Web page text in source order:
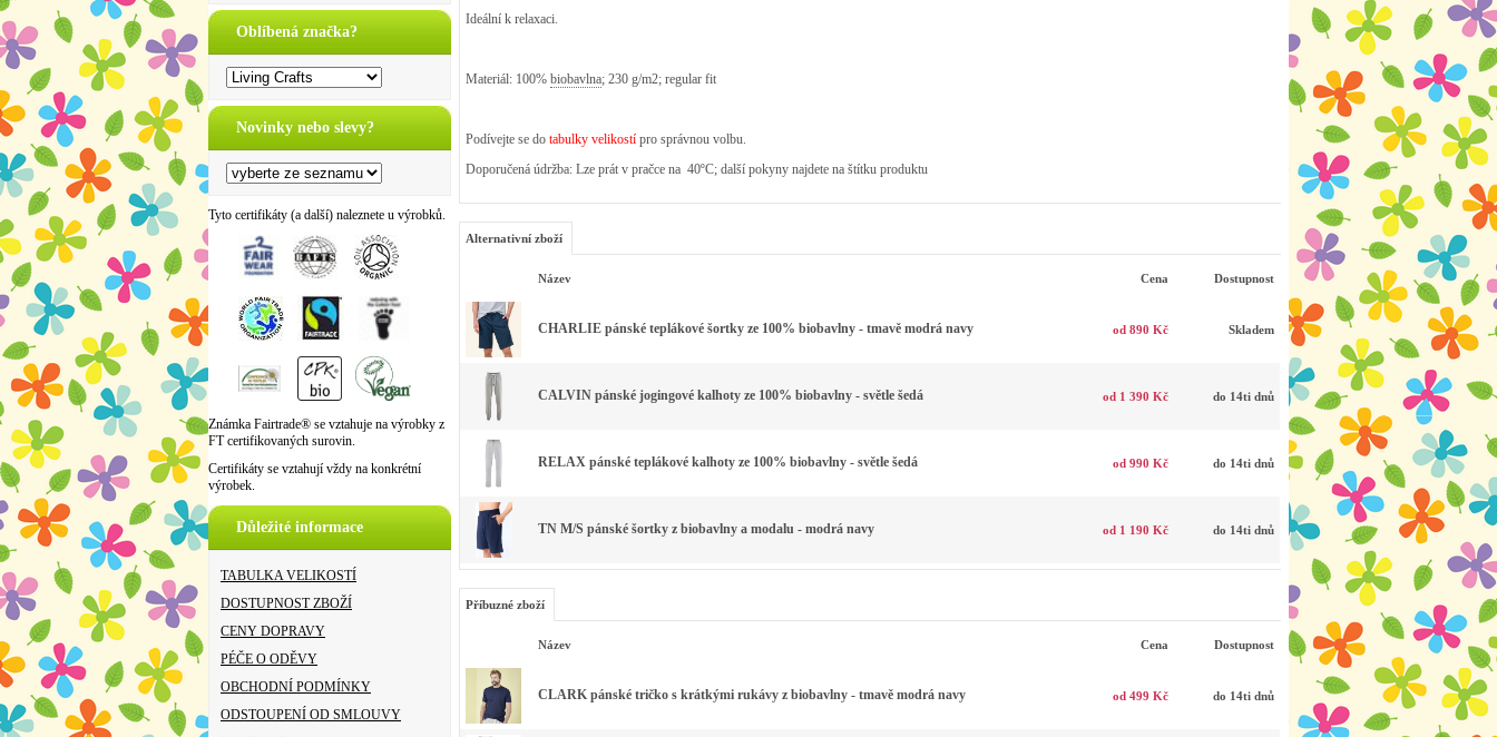
Oblíbená značka?
Novinky nebo slevy?
Tyto certifikáty (a další) naleznete u výrobků.
Známka Fairtrade® se vztahuje na výrobky z
FT certifikovaných surovin.
Certifikáty se vztahují vždy na konkrétní
výrobek.
Důležité informace
TABULKA VELIKOSTÍ
DOSTUPNOST ZBOŽÍ
CENY DOPRAVY
PÉČE O ODĚVY
OBCHODNÍ PODMÍNKY
ODSTOUPENÍ OD SMLOUVY
Ideální k relaxaci.
Materiál: 100% biobavlna; 230 g/m2; regular fit
Podívejte se do tabulky velikostí pro správnou volbu.
Doporučená údržba: Lze prát v pračce na 40ºC; další pokyny najdete na štítku produktu
Alternativní zboží
Název Cena Dostupnost
CHARLIE pánské teplákové šortky ze 100% biobavlny - tmavě modrá navy od 890 Kč Skladem
CALVIN pánské jogingové kalhoty ze 100% biobavlny - světle šedá od 1 390 Kč do 14ti dnů
RELAX pánské teplákové kalhoty ze 100% biobavlny - světle šedá od 990 Kč do 14ti dnů
TN M/S pánské šortky z biobavlny a modalu - modrá navy od 1 190 Kč do 14ti dnů
Příbuzné zboží
Název Cena Dostupnost
CLARK pánské tričko s krátkými rukávy z biobavlny - tmavě modrá navy od 499 Kč do 14ti dnů